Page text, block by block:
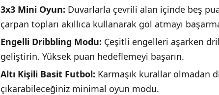
3x3 Mini Oyun: Duvarlarla çevrili alan içinde beş
çarpan topları akıllıca kullanarak gol atmayı
Engelli Dribbling Modu: Çeşitli engelleri aşarken
geliştirin. Yüksek puan hedeflemeyi başarın.
Altı Kişili Basit Futbol: Karmaşık kurallar olmadan
çıkarabileceğiniz minimal oyun modu.